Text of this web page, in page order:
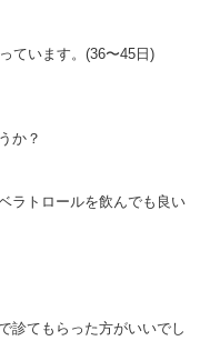
ています。(36〜45日)
か？
ラトロールを飲んでも良い
診てもらった方がいいでし